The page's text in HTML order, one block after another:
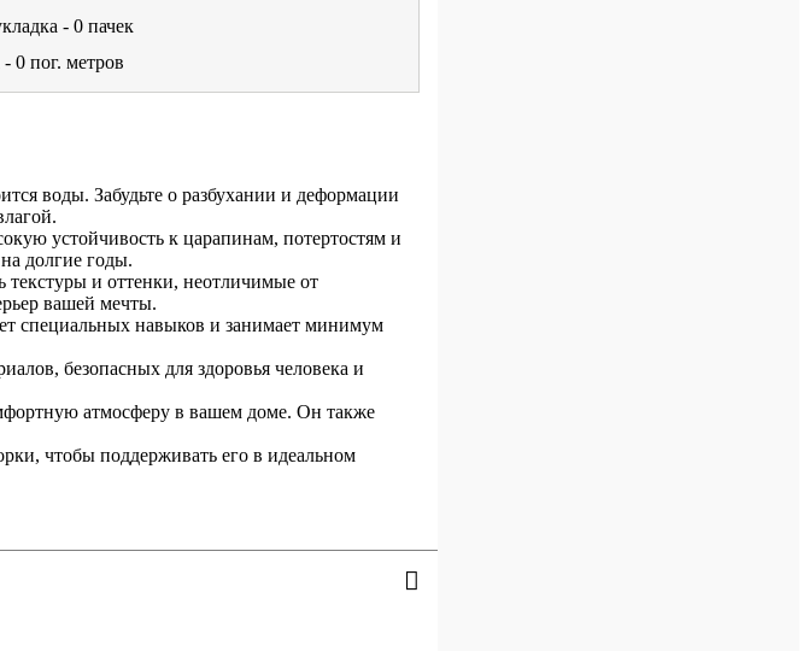
- 0 пачек
-0пог. метров
воды. Забудьте о разбухании и деформации
устойчивость к царапинам, потертостям и
долгие годы.
текстуры и оттенки, неотличимые от
вашей мечты.
специальных навыков и занимает минимум
безопасных для здоровья человека и
атмосферу в вашем доме. Он также
чтобы поддерживать его в идеальном